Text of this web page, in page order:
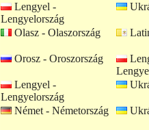
Lengyel -
Lengyelország
Olasz - Olaszország
Orosz - Oroszország
Lengyel -
Lengyelország
Német - Németország